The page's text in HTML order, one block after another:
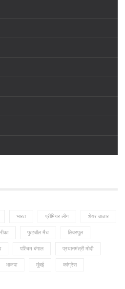
भारत प्रीमियर लीग शेयर बाजार
फुटबॉल मैच लिवरपूल
पश्चिम बंगाल प्रधानमंत्री मोदी
भाजपा मुंबई कांग्रेस